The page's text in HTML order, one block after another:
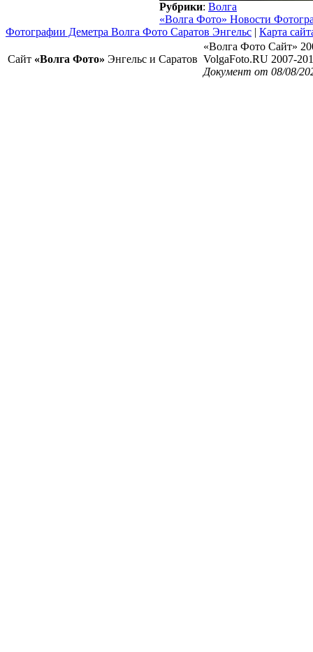
Рубрики: Волга
«Волга Фото» Новости
Фотографии Деметра Волга Фото Саратов Энгельс | Карта
Сайт «Волга Фото» Энгельс и Саратов
«Волга Фото Сайт»
VolgaFoto.RU 2007-
Документ от 08/08/